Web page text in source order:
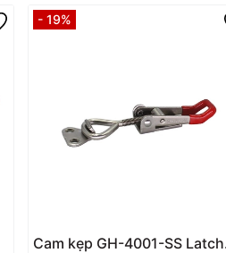
- 19%
Cam kẹp GH-4001-SS Latch